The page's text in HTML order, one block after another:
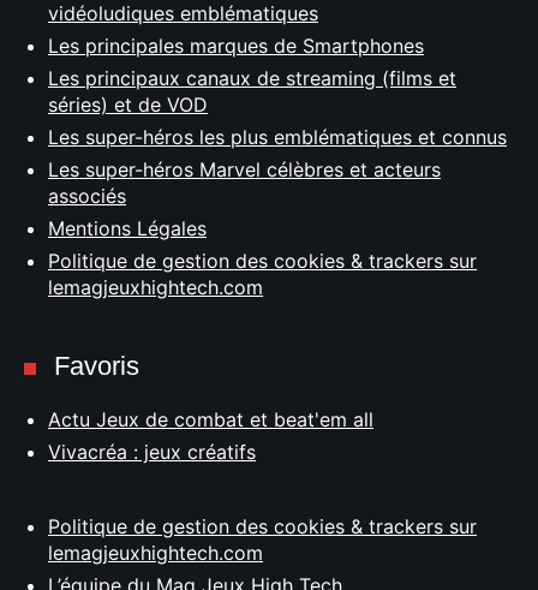
vidéoludiques emblématiques
Les principales marques de Smartphones
Les principaux canaux de streaming (films et
séries) et de VOD
Les super-héros les plus emblématiques et connus
Les super-héros Marvel célèbres et acteurs
associés
Mentions Légales
Politique de gestion des cookies & trackers sur
lemagjeuxhightech.com
Favoris
Actu Jeux de combat et beat'em all
Vivacréa : jeux créatifs
Politique de gestion des cookies & trackers sur
lemagjeuxhightech.com
L’équipe du Mag Jeux High Tech